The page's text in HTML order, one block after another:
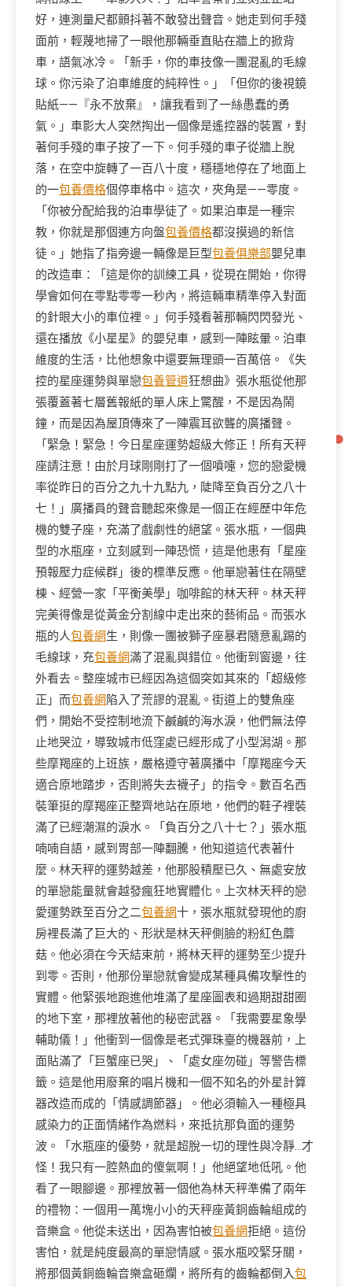
好，連測量尺都顫抖著不敢發出聲音。她走到何手殘
面前，輕蔑地掃了一眼他那輛垂直貼在牆上的掀背
車，語氣冰冷。「新手，你的車技像一團混亂的毛線
球。你污染了泊車維度的純粹性。」「但你的後視鏡
貼紙——『永不放棄』，讓我看到了一絲愚蠢的勇
氣。」車影大人突然掏出一個像是遙控器的裝置，對
著何手殘的車子按了一下。何手殘的車子從牆上脫
落，在空中旋轉了一百八十度，穩穩地停在了地面上
的一包養價格個停車格中。這次，夾角是——零度。
「你被分配給我的泊車學徒了。如果泊車是一種宗
教，你就是那個連方向盤包養價格都沒摸過的新信
徒。」她指了指旁邊一輛像是巨型包養俱樂部嬰兒車
的改造車：「這是你的訓練工具，從現在開始，你得
學會如何在零點零零一秒內，將這輛車精準停入對面
的針眼大小的車位裡。」何手殘看著那輛閃閃發光、
還在播放《小星星》的嬰兒車，感到一陣眩暈。泊車
維度的生活，比他想象中還要無理頭一百萬倍。《失
控的星座運勢與單戀包養管道狂想曲》張水瓶從他那
張覆蓋著七層舊報紙的單人床上驚醒，不是因為鬧
鐘，而是因為屋頂傳來了一陣震耳欲聾的廣播聲。
「緊急！緊急！今日星座運勢超級大修正！所有天秤
座請注意！由於月球剛剛打了一個噴嚏，您的戀愛機
率從昨日的百分之九十九點九，陡降至負百分之八十
七！」廣播員的聲音聽起來像是一個正在經歷中年危
機的雙子座，充滿了戲劇性的絕望。張水瓶，一個典
型的水瓶座，立刻感到一陣恐慌，這是他患有「星座
預報壓力症候群」後的標準反應。他單戀著住在隔壁
棟、經營一家「平衡美學」咖啡館的林天秤。林天秤
完美得像是從黃金分割線中走出來的藝術品。而張水
瓶的人包養網生，則像一團被獅子座暴君隨意亂踢的
毛線球，充包養網滿了混亂與錯位。他衝到窗邊，往
外看去。整座城市已經因為這個突如其來的「超級修
正」而包養網 陷入了荒謬的混亂。街道上的雙魚座
們，開始不受控制地流下鹹鹹的海水淚，他們無法停
止地哭泣，導致城市低窪處已經形成了小型潟湖。那
些摩羯座的上班族，嚴格遵守著廣播中「摩羯座今天
適合原地踏步，否則將失去襪子」的指令。數百名西
裝筆挺的摩羯座正整齊地站在原地，他們的鞋子裡裝
滿了已經潮濕的淚水。「負百分之八十七？」張水瓶
喃喃自語，感到胃部一陣翻騰，他知道這代表著什
麼。林天秤的運勢越差，他那股積壓已久、無處安放
的單戀能量就會越發瘋狂地實體化。上次林天秤的戀
愛運勢跌至百分之二包養網十，張水瓶就發現他的廚
房裡長滿了巨大的、形狀是林天秤側臉的粉紅色蘑
菇。他必須在今天結束前，將林天秤的運勢至少提升
到零。否則，他那份單戀就會變成某種具備攻擊性的
實體。他緊張地跑進他堆滿了星座圖表和過期甜甜圈
的地下室，那裡放著他的秘密武器。「我需要星象學
輔助儀！」他衝到一個像是老式彈珠臺的機器前，上
面貼滿了「巨蟹座已哭」、「處女座勿碰」等警告標
籤。這是他用廢棄的唱片機和一個不知名的外星計算
器改造而成的「情感調節器」。他必須輸入一種極具
感染力的正面情緒作為燃料，來抵抗那負面的運勢
波。「水瓶座的優勢，就是超脫一切的理性與冷靜…才
怪！我只有一腔熱血的傻氣啊！」他絕望地低吼。他
看了一眼腳邊。那裡放著一個他為林天秤準備了兩年
的禮物：一個用一萬塊小小的天秤座黃銅齒輪組成的
音樂盒。他從未送出，因為害怕被包養網拒絕。這份
害怕，就是純度最高的單戀情感。張水瓶咬緊牙關，
將那個黃銅齒輪音樂盒砸爛，將所有的齒輪都倒入包